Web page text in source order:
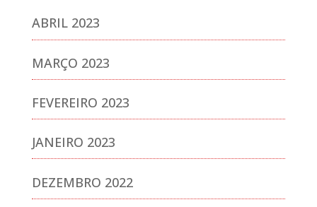
ABRIL 2023
MARÇO 2023
FEVEREIRO 2023
JANEIRO 2023
DEZEMBRO 2022